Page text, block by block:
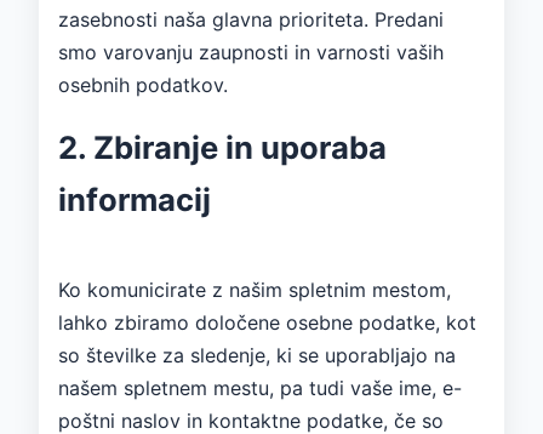
zasebnosti naša glavna prioriteta. Predani
smo varovanju zaupnosti in varnosti vaših
osebnih podatkov.
2. Zbiranje in uporaba
informacij
Ko komunicirate z našim spletnim mestom,
lahko zbiramo določene osebne podatke, kot
so številke za sledenje, ki se uporabljajo na
našem spletnem mestu, pa tudi vaše ime, e-
poštni naslov in kontaktne podatke, če so